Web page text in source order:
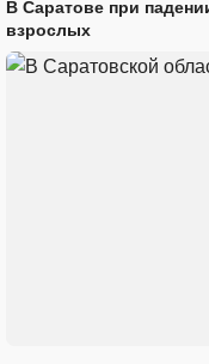
В Саратове при
взрослых